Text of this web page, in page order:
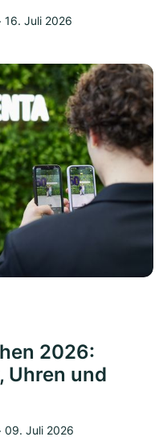
‧ 16. Juli 2026
2026:
Uhren und
‧ 09. Juli 2026